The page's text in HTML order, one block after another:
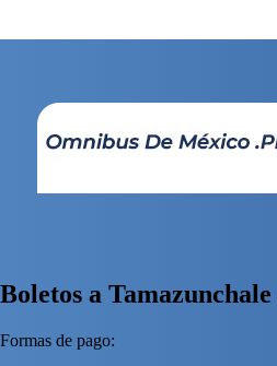
Boletos a
Formas de pago: